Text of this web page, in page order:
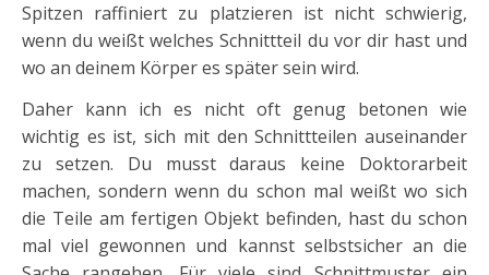
Spitzen raffiniert zu platzieren ist nicht schwierig,
wenn du weißt welches Schnittteil du vor dir hast und
wo an deinem Körper es später sein wird.
Daher kann ich es nicht oft genug betonen wie
wichtig es ist, sich mit den Schnittteilen auseinander
zu setzen. Du musst daraus keine Doktorarbeit
machen, sondern wenn du schon mal weißt wo sich
die Teile am fertigen Objekt befinden, hast du schon
mal viel gewonnen und kannst selbstsicher an die